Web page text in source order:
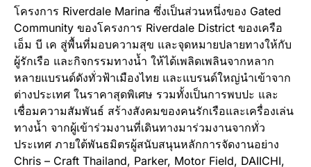
โครงการ Riverdale Marina ซึ่งเป็นส่วนหนึ่งของ Gated
Community ของโครงการ Riverdale District ของเครือ
เอ็ม บี เค สู่พื้นที่มอบความสุข และจุดหมายปลายทางให้กับ
ผู้รักเรือ และกิจกรรมทางน้ำ ให้ได้เพลิดเพลินจากหลาก
หลายแบรนด์ดังทั่วฟ้าเมืองไทย และแบรนด์ใหญ่นำเข้าจาก
ต่างประเทศ ในราคาสุดพิเศษ รวมทั้งเป็นการพบปะ และ
เชื่อมความสัมพันธ์ สร้างสังคมของคนรักเรือและเครื่องเล่น
ทางน้ำ จากผู้เข้าร่วมงานที่เดินทางมาร่วมงานจากทั่ว
ประเทศ ภายใต้พันธมิตรผู้สนับสนุนหลักการจัดงานอย่าง
Chris – Craft Thailand, Parker, Motor Field, DAIICHI,